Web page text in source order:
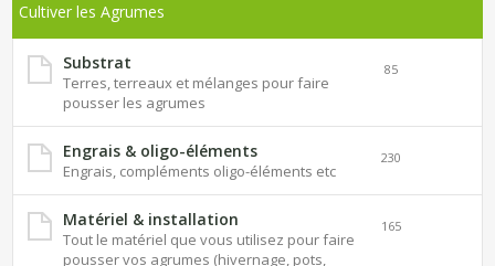
Cultiver les Agrumes
Substrat
Terres, terreaux et mélanges pour faire
pousser les agrumes
85
Engrais & oligo-éléments
Engrais, compléments oligo-éléments etc
230
Matériel & installation
Tout le matériel que vous utilisez pour faire
pousser vos agrumes (hivernage, pots,
165